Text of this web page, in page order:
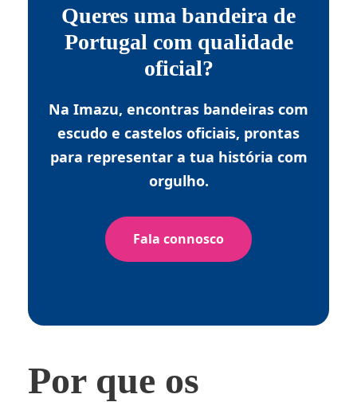
Queres uma bandeira de
Portugal com qualidade
oficial?
Na Imazu, encontras bandeiras com
escudo e castelos oficiais, prontas
para representar a tua história com
orgulho.
Fala connosco
Por que os